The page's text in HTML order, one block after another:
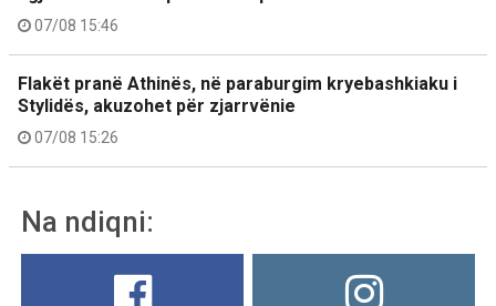
07/08 15:46
Flakët pranë Athinës, në paraburgim kryebashkiaku i
Stylidës, akuzohet për zjarrvënie
07/08 15:26
Na ndiqni: